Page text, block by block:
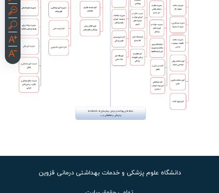
دانشگاه علوم پزشکی و خدمات بهداشتی درمانی قزوین